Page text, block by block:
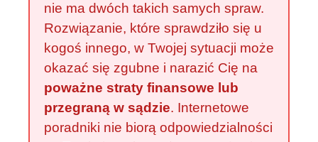
nie ma dwóch takich samych spraw.
Rozwiązanie, które sprawdziło się u
kogoś innego, w Twojej sytuacji może
okazać się zgubne i narazić Cię na
poważne straty finansowe lub
przegraną w sądzie. Internetowe
poradniki nie biorą odpowiedzialności